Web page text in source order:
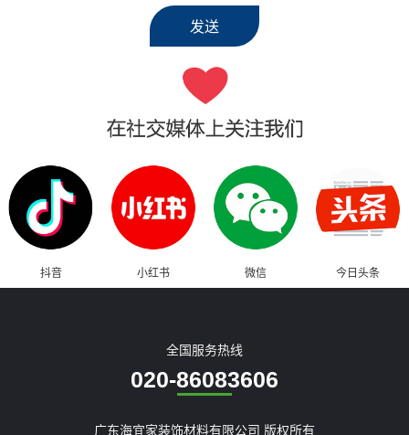
抖音 小红书 微信 今日头条
全国服务热线
020-86083606
广东海宜家装饰材料有限公司 版权所有